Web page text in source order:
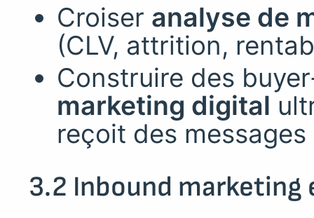
Croiser analyse de
(CLV, attrition,
Construire des
marketing digital
reçoit des
3.2 Inbound marketing